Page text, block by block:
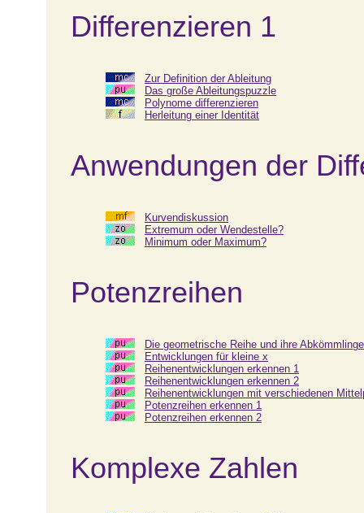
Differenzieren 1
Zur Definition der Ableitung
Das große Ableitungspuzzle
Polynome differenzieren
Herleitung einer Identität
Anwendungen der
Kurvendiskussion
Extremum oder Wendestelle?
Minimum oder Maximum?
Potenzreihen
Die geometrische Reihe und ihre Abkömmlinge
Entwicklungen für kleine x
Reihenentwicklungen erkennen 1
Reihenentwicklungen erkennen 2
Reihenentwicklungen mit verschiedenen
Potenzreihen erkennen 1
Potenzreihen erkennen 2
Komplexe Zahlen